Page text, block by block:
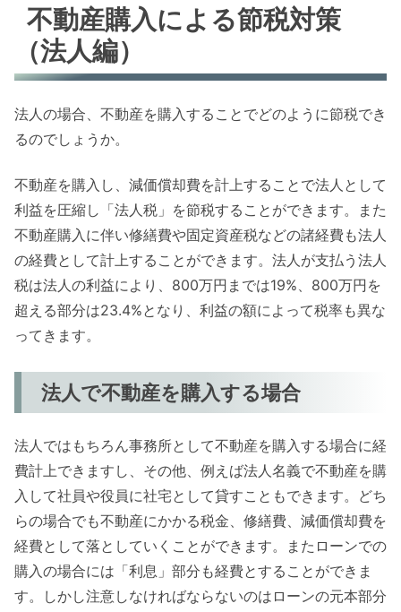
不動産購入による節税対策
（法人編）
法人の場合、不動産を購入することでどのように節税でき
るのでしょうか。
不動産を購入し、減価償却費を計上することで法人として
利益を圧縮し「法人税」を節税することができます。また
不動産購入に伴い修繕費や固定資産税などの諸経費も法人
の経費として計上することができます。法人が支払う法人
税は法人の利益により、800万円までは19%、800万円を
超える部分は23.4%となり、利益の額によって税率も異な
ってきます。
法人で不動産を購入する場合
法人ではもちろん事務所として不動産を購入する場合に経
費計上できますし、その他、例えば法人名義で不動産を購
入して社員や役員に社宅として貸すこともできます。どち
らの場合でも不動産にかかる税金、修繕費、減価償却費を
経費として落としていくことができます。またローンでの
購入の場合には「利息」部分も経費とすることができま
す。しかし注意しなければならないのはローンの元本部分